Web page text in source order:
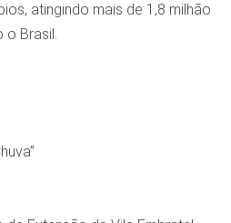
atingindo mais de 1,8 milhão
o Brasil.